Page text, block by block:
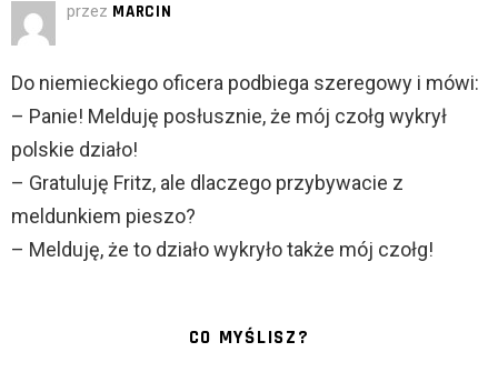
przez MARCIN
Do niemieckiego oficera podbiega szeregowy i mówi:
– Panie! Melduję posłusznie, że mój czołg wykrył
polskie działo!
– Gratuluję Fritz, ale dlaczego przybywacie z
meldunkiem pieszo?
– Melduję, że to działo wykryło także mój czołg!
CO MYŚLISZ?